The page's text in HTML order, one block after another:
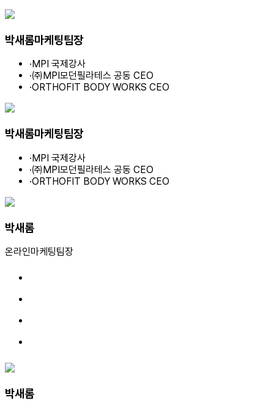
박새롬마케팅팀장
· MPI 국제강사
·㈜MPI모던필라테스 공동 CEO
·ORTHOFIT BODY WORKS CEO
박새롬마케팅팀장
·MPI 국제강사
·㈜MPI모던필라테스 공동 CEO
·ORTHOFIT BODY WORKS CEO
박새롬
온라인마케팅팀장
박새롬